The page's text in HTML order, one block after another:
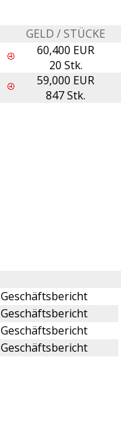
GELD / STÜCKE
60,400 EUR
20 Stk.
59,000 EUR
847 Stk.
Geschäftsbericht
Geschäftsbericht
Geschäftsbericht
Geschäftsbericht